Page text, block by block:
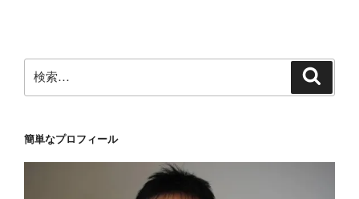
索:
簡単なプロフィール